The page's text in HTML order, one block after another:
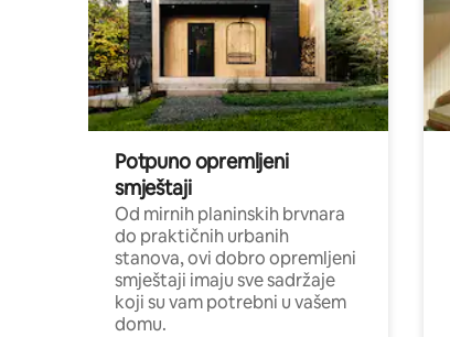
Potpuno opremljeni
smještaji
Od mirnih planinskih brvnara
do praktičnih urbanih
stanova, ovi dobro opremljeni
smještaji imaju sve sadržaje
koji su vam potrebni u vašem
domu.